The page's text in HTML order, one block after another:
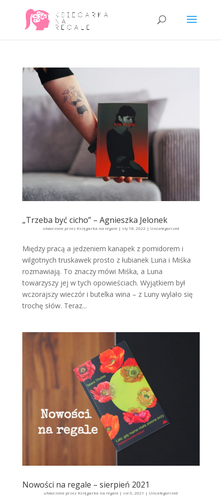
„Trzeba być cicho” – Agnieszka Jelonek
utworzone przez Księgarka na regale| sty 18, 2022 | Uncategorized
Między pracą a jedzeniem kanapek z pomidorem i
wilgotnych truskawek prosto z łubianek Luna i Miśka
rozmawiają. To znaczy mówi Miśka, a Luna
towarzyszy jej w tych opowieściach. Wyjątkiem był
wczorajszy wieczór i butelka wina – z Luny wylało się
trochę słów. Teraz...
Nowości na regale – sierpień 2021
utworzone przez Księgarka na regale | sie 6, 2021 | Uncategorized